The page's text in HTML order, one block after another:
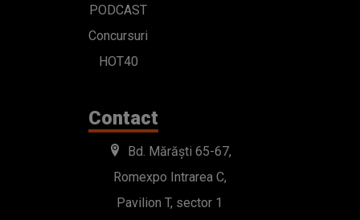
PODCAST
Concursuri
HOT40
Contact
Bd. Mărăști 65-67,
Romexpo Intrarea C,
Pavilion T, sector 1